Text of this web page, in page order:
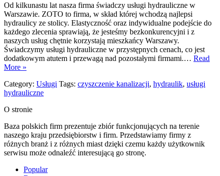
Od kilkunastu lat nasza firma świadczy usługi hydrauliczne w
Warszawie. ZOTO to firma, w skład której wchodzą najlepsi
hydraulicy ze stolicy. Elastyczność oraz indywidualne podejście do
każdego zlecenia sprawiają, że jesteśmy bezkonkurencyjni i z
naszych usług chętnie korzystają mieszkańcy Warszawy.
Świadczymy usługi hydrauliczne w przystępnych cenach, co jest
dodatkowym atutem i przewagą nad pozostałymi firmami.… Read
More »
Category: Usługi Tags: czyszczenie kanalizacji, hydraulik, usługi
hydrauliczne
O stronie
Baza polskich firm prezentuje zbiór funkcjonujących na terenie
naszego kraju przedsiębiorstw i firm. Przedstawiamy firmy z
różnych branż i z różnych miast dzięki czemu każdy użytkownik
serwisu może odnaleźć interesującą go stronę.
Popular